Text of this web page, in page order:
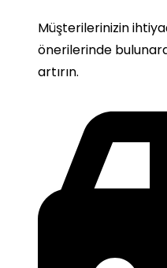
Müşterilerinizin
önerilerinde
artırın.